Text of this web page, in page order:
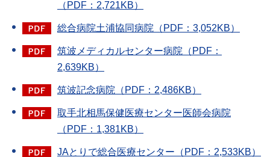
（PDF：2,721KB）
総合病院土浦協同病院（PDF：3,052KB）
筑波メディカルセンター病院（PDF：
2,639KB）
筑波記念病院（PDF：2,486KB）
取手北相馬保健医療センター医師会病院
（PDF：1,381KB）
JAとりで総合医療センター（PDF：2,533KB）